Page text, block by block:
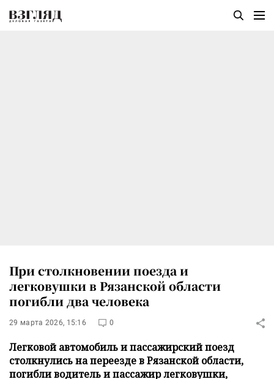
При столкновении поезда и
легковушки в Рязанской области
погибли два человека
29 марта 2026, 15:16 0
Легковой автомобиль и пассажирский поезд
столкнулись на переезде в Рязанской области,
погибли водитель и пассажир легковушки,